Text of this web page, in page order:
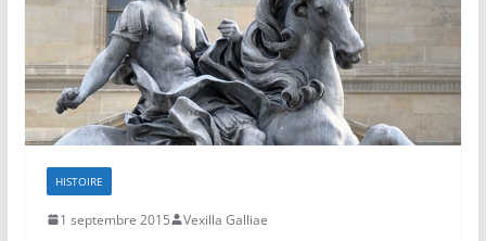
HISTOIRE
1 septembre 2015 Vexilla Galliae